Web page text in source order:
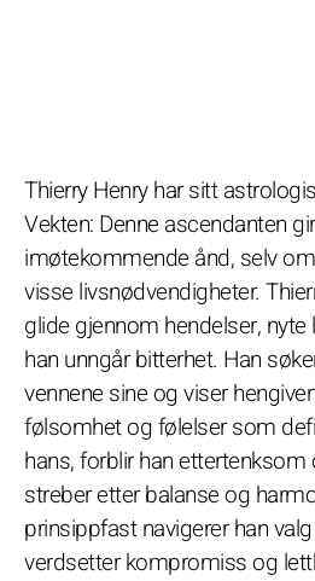
Thierry Henry har sitt
Vekten: Denne ascendanten
imøtekommende ånd, selv
visse livsnødvendigheter.
glide gjennom hendelser,
han unngår bitterhet. Han
vennene sine og viser
følsomhet og følelser som
hans, forblir han
streber etter balanse og
prinsippfast navigerer han
verdsetter kompromiss og